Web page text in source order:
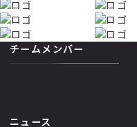
チームメンバー
ニュース